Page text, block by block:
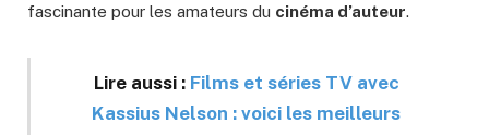
fascinante pour les amateurs du cinéma d’auteur.
Lire aussi : Films et séries TV avec
Kassius Nelson : voici les meilleurs